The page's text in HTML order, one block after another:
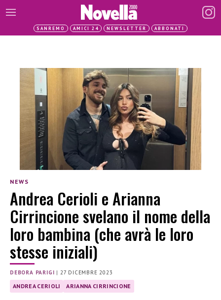
SANREMO AMICI 24 NEWSLETTER ABBONATI
NEWS
Andrea Cerioli e Arianna
Cirrincione svelano il nome della
loro bambina (che avrà le loro
stesse iniziali)
DEBORA PARIGI | 27 DICEMBRE 2023
ANDREA CERIOLI ARIANNA CIRRINCIONE